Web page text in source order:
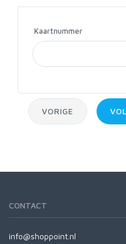
Kaartnummer
VORIGE
CONTACT
info@shoppoint.nl